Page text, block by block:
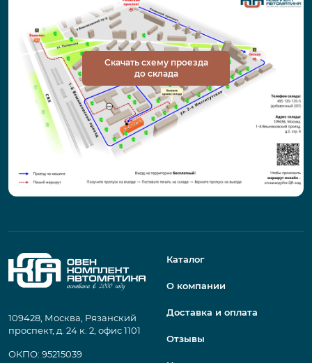
Скачать схему проезда
до склада
109428, Москва, Рязанский
проспект, д. 24 к. 2, офис 1101
ОКПО: 95215039
Каталог
О компании
Доставка и оплата
Отзывы